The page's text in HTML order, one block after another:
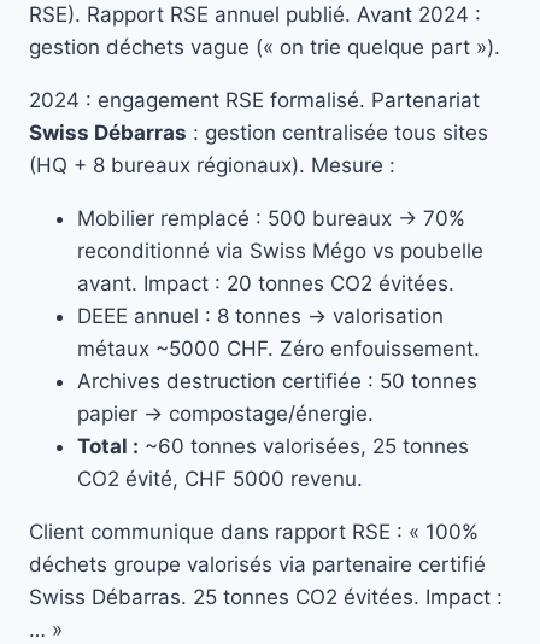
RSE). Rapport RSE annuel publié. Avant 2024 :
gestion déchets vague (« on trie quelque part »).
2024 : engagement RSE formalisé. Partenariat
Swiss Débarras : gestion centralisée tous sites
(HQ + 8 bureaux régionaux). Mesure :
Mobilier remplacé : 500 bureaux → 70%
reconditionné via Swiss Mégo vs poubelle
avant. Impact : 20 tonnes CO2 évitées.
DEEE annuel : 8 tonnes → valorisation
métaux ~5000 CHF. Zéro enfouissement.
Archives destruction certifiée : 50 tonnes
papier → compostage/énergie.
Total : ~60 tonnes valorisées, 25 tonnes
CO2 évité, CHF 5000 revenu.
Client communique dans rapport RSE : « 100%
déchets groupe valorisés via partenaire certifié
Swiss Débarras. 25 tonnes CO2 évitées. Impact :
… »